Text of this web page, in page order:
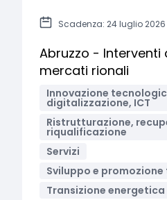
Scadenza: 24 luglio 2026
Abruzzo - Interventi
mercati rionali
Innovazione
digitalizzazione, ICT
Ristrutturazione,
riqualificazione
Servizi
Sviluppo e
Transizione energetica